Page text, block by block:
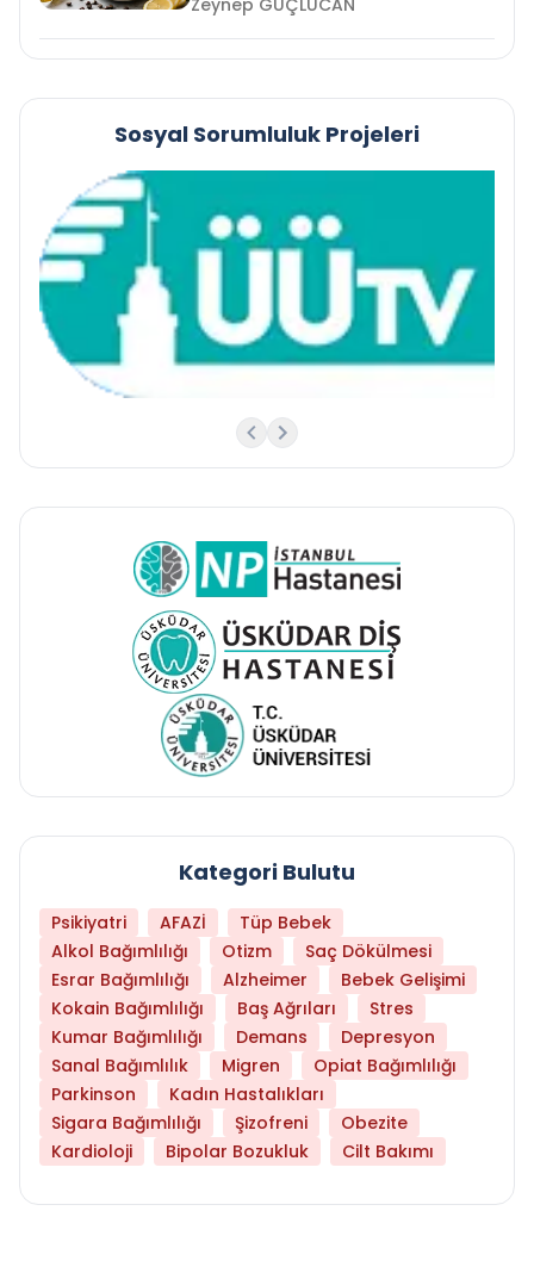
Zeynep GÜÇLÜCAN
Sosyal Sorumluluk Projeleri
Kategori Bulutu
Psikiyatri AFAZİ
Tüp Bebek
Alkol Bağımlılığı
Otizm
Saç Dökülmesi
Esrar Bağımlılığı
Alzheimer
Bebek Gelişimi
Kokain Bağımlılığı
Baş Ağrıları
Stres
Kumar Bağımlılığı
Demans
Depresyon
Sanal Bağımlılık
Migren
Opiat Bağımlılığı
Parkinson
Kadın Hastalıkları
Sigara Bağımlılığı
Şizofreni
Obezite
Kardioloji
Bipolar Bozukluk Cilt Bakımı